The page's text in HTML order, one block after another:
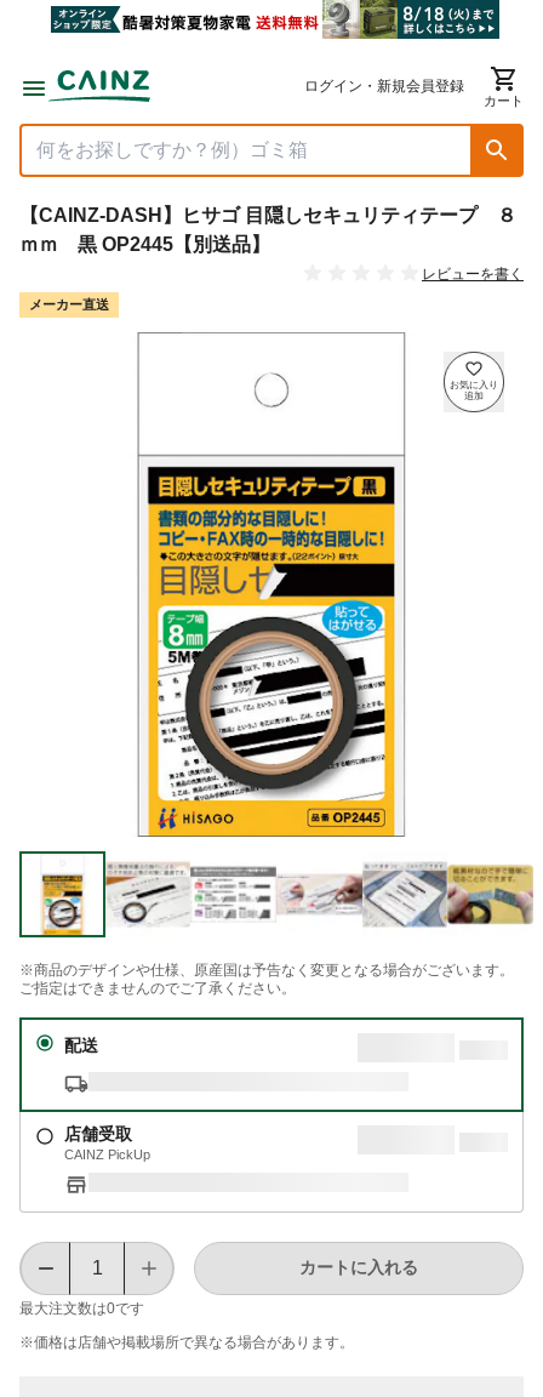
ログイン・新規会員登録
カート
【CAINZ-DASH】ヒサゴ 目隠しセキュリティテープ ８
ｍｍ 黒 OP2445【別送品】
レビューを書く
メーカー直送
※商品のデザインや仕様、原産国は予告なく変更となる場合がございます。
ご指定はできませんのでご了承ください。
配送
店舗受取
CAINZ PickUp
最大注文数は0です
カートに入れる
※価格は​店舗や​掲載場所で​異なる​場合が​あります。